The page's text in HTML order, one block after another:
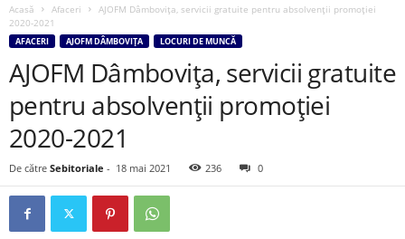
Acasă Afaceri
AJOFM Dâmbovița, servicii gratuite pentru absolvenții promoției
2020-2021
AFACERI AJOFM DÂMBOVIȚA LOCURI DE MUNCĂ
AJOFM Dâmbovița, servicii gratuite
pentru absolvenții promoției
2020-2021
De către Sebitoriale - 18 mai 2021 236 0